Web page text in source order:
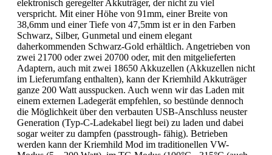
elektronisch geregelter Akkuträger, der nicht zu viel
verspricht. Mit einer Höhe von 91mm, einer Breite von
38,6mm und einer Tiefe von 47,5mm ist er in den Farben
Schwarz, Silber, Gunmetal und einem elegant
daherkommenden Schwarz-Gold erhältlich. Angetrieben von
zwei 21700 oder zwei 20700 oder, mit den mitgelieferten
Adaptern, auch mit zwei 18650 Akkuzellen (Akkuzellen nicht
im Lieferumfang enthalten), kann der Kriemhild Akkuträger
ganze 200 Watt ausspucken. Auch wenn wir das Laden mit
einem externen Ladegerät empfehlen, so bestünde dennoch
die Möglichkeit über den verbauten USB-Anschluss neuster
Generation (Typ-C-Ladekabel liegt bei) zu laden und dabei
sogar weiter zu dampfen (passtrough- fähig). Betrieben
werden kann der Kriemhild Mod im traditionellen VW-